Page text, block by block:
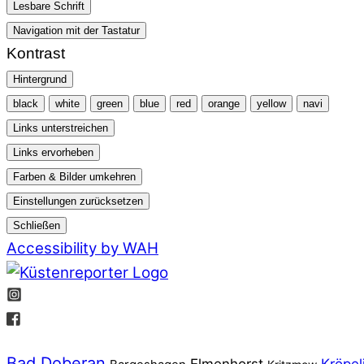
Lesbare Schrift
Navigation mit der Tastatur
Kontrast
Hintergrund
black
white green blue red orange yellow
navi
Links unterstreichen
Links ervorheben
Farben & Bilder umkehren
Einstellungen zurücksetzen
Schließen
Accessibility by WAH